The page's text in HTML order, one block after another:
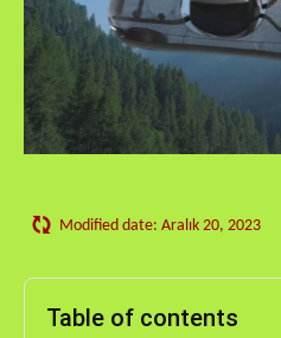
Modified date: Aralık 20, 2023
Table of contents